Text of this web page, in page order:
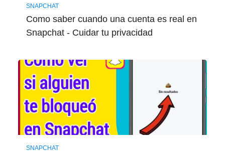
SNAPCHAT
Como saber cuando una cuenta es real en
Snapchat - Cuidar tu privacidad
SNAPCHAT